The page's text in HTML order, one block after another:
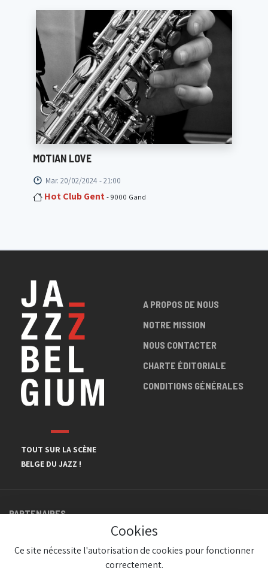
MOTIAN LOVE
Mar. 20/02/2024 - 21:00
Hot Club Gent- 9000 Gand
TOUT SUR LA SCÈNE
BELGE DU JAZZ !
A PROPOS DE NOUS
NOTRE MISSION
NOUS CONTACTER
CHARTE ÉDITORIALE
CONDITIONS GÉNÉRALES
PARTENAIRES
Cookies
Ce site nécessite l'autorisation de cookies pour fonctionner
correctement.